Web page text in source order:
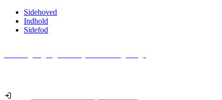
Sidehoved
Indhold
Sidefod